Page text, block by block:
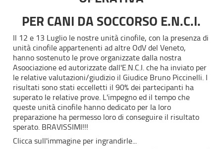
PER CANI DA SOCCORSO E.N.C.I.
Il 12 e 13 Luglio le nostre unità cinofile, con la presenza di
unità cinofile appartenenti ad altre OdV del Veneto,
hanno sostenuto le prove organizzate dalla nostra
Asoociazione ed autorizzate dall'E.N.C.I. che ha inviato per
le relative valutazioni/giudizio il Giudice Bruno Piccinelli. I
risultati sono stati eccelletti il 90% dei partecipanti ha
superato le relative prove. L'impegno ed il tempo che
queste unità cinofile hanno dedicato per la loro
preparazione ha permesso loro di conseguire il risultato
sperato. BRAVISSIMI!!!
Clicca sull'immagine per ingrandirle...